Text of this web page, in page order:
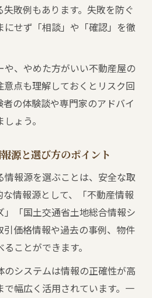
敗例もあります。失敗を防ぐ
にせず「相談」や「確認」を徹
、やめた方がいい不動産屋の
点も理解しておくとリスク回
の体験談や専門家のアドバイ
ょう。
源と選び方のポイント
報源を選ぶことは、安全な取
情報源として、「不動産情報
」「国土交通省土地総合情報シ
引価格情報や過去の事例、物件
ことができます。
のシステムは情報の正確性が高
で幅広く活用されています。一